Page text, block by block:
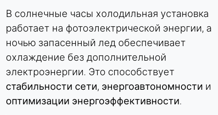
В солнечные часы холодильная установка
работает на фотоэлектрической энергии, а
ночью запасенный лед обеспечивает
охлаждение без дополнительной
электроэнергии. Это способствует
стабильности сети, энергоавтономности и
оптимизации энергоэффективности.